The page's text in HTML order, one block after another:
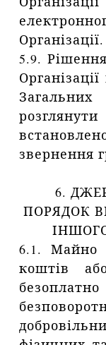
Організації.
5.9.
Загальних
звернення
6.
ПОРЯДОК
6.1. Майно
коштів